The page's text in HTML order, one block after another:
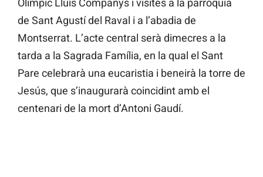
Olímpic Lluís Companys i visites a la parròquia
de Sant Agustí del Raval i a l’abadia de
Montserrat. L’acte central serà dimecres a la
tarda a la Sagrada Família, en la qual el Sant
Pare celebrarà una eucaristia i beneirà la torre de
Jesús, que s’inaugurarà coincidint amb el
centenari de la mort d’Antoni Gaudí.